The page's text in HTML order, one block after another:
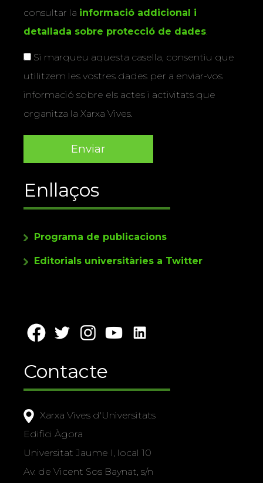
consultar la informació addicional i
detallada sobre protecció de dades.
Si marqueu aquesta casella, consentiu que
utilitzem les vostres dades per a enviar-vos
informació sobre els actes i activitats que
organitza la Xarxa Vives.
Enllaços
Programa de publicacions
Editorials universitàries a Twitter
Contacte
Xarxa Vives d'Universitats
Edifici Àgora
Universitat Jaume I, local 10
Av. de Vicent Sos Baynat, s/n